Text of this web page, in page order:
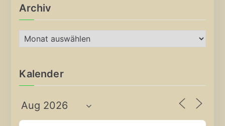
Archiv
r
h
v
Kalender